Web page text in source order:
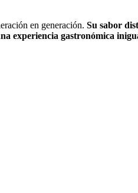
en generación. Su sabor
experiencia gastronómica